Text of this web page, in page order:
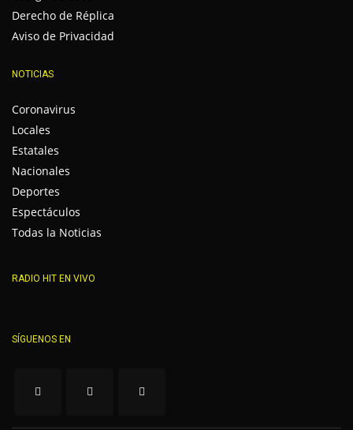
Derecho de Réplica
Aviso de Privacidad
NOTICIAS
Coronavirus
Locales
Estatales
Nacionales
Deportes
Espectáculos
Todas la Noticias
RADIO HIT EN VIVO
SÍGUENOS EN